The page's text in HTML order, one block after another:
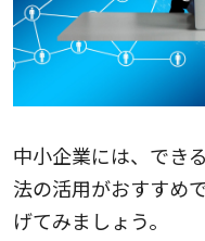
中小企業には、でき
法の活用がおすすめ
げてみましょう。